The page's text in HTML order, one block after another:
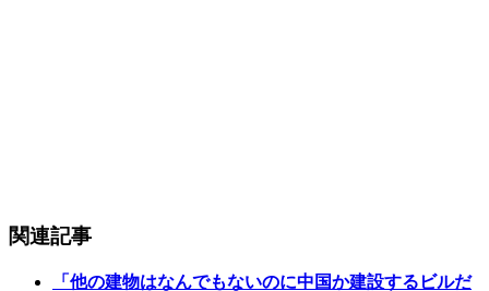
関連記事
「他の建物はなんでもないのに中国か建設するビルだ